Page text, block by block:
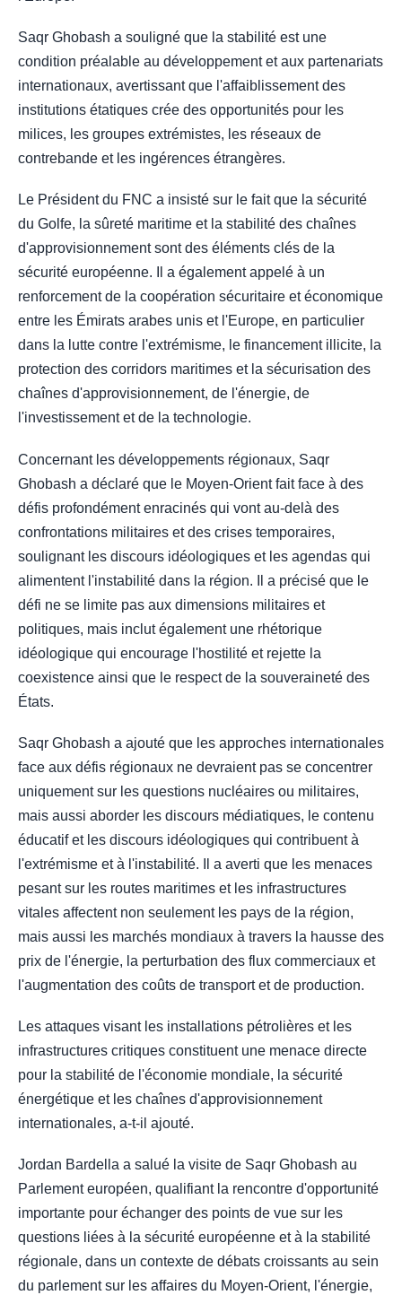
Saqr Ghobash a souligné que la stabilité est une
condition préalable au développement et aux partenariats
internationaux, avertissant que l'affaiblissement des
institutions étatiques crée des opportunités pour les
milices, les groupes extrémistes, les réseaux de
contrebande et les ingérences étrangères.
Le Président du FNC a insisté sur le fait que la sécurité
du Golfe, la sûreté maritime et la stabilité des chaînes
d'approvisionnement sont des éléments clés de la
sécurité européenne. Il a également appelé à un
renforcement de la coopération sécuritaire et économique
entre les Émirats arabes unis et l'Europe, en particulier
dans la lutte contre l'extrémisme, le financement illicite, la
protection des corridors maritimes et la sécurisation des
chaînes d'approvisionnement, de l'énergie, de
l'investissement et de la technologie.
Concernant les développements régionaux, Saqr
Ghobash a déclaré que le Moyen-Orient fait face à des
défis profondément enracinés qui vont au-delà des
confrontations militaires et des crises temporaires,
soulignant les discours idéologiques et les agendas qui
alimentent l'instabilité dans la région. Il a précisé que le
défi ne se limite pas aux dimensions militaires et
politiques, mais inclut également une rhétorique
idéologique qui encourage l'hostilité et rejette la
coexistence ainsi que le respect de la souveraineté des
États.
Saqr Ghobash a ajouté que les approches internationales
face aux défis régionaux ne devraient pas se concentrer
uniquement sur les questions nucléaires ou militaires,
mais aussi aborder les discours médiatiques, le contenu
éducatif et les discours idéologiques qui contribuent à
l'extrémisme et à l'instabilité. Il a averti que les menaces
pesant sur les routes maritimes et les infrastructures
vitales affectent non seulement les pays de la région,
mais aussi les marchés mondiaux à travers la hausse des
prix de l'énergie, la perturbation des flux commerciaux et
l'augmentation des coûts de transport et de production.
Les attaques visant les installations pétrolières et les
infrastructures critiques constituent une menace directe
pour la stabilité de l'économie mondiale, la sécurité
énergétique et les chaînes d'approvisionnement
internationales, a-t-il ajouté.
Jordan Bardella a salué la visite de Saqr Ghobash au
Parlement européen, qualifiant la rencontre d'opportunité
importante pour échanger des points de vue sur les
questions liées à la sécurité européenne et à la stabilité
régionale, dans un contexte de débats croissants au sein
du parlement sur les affaires du Moyen-Orient, l'énergie,